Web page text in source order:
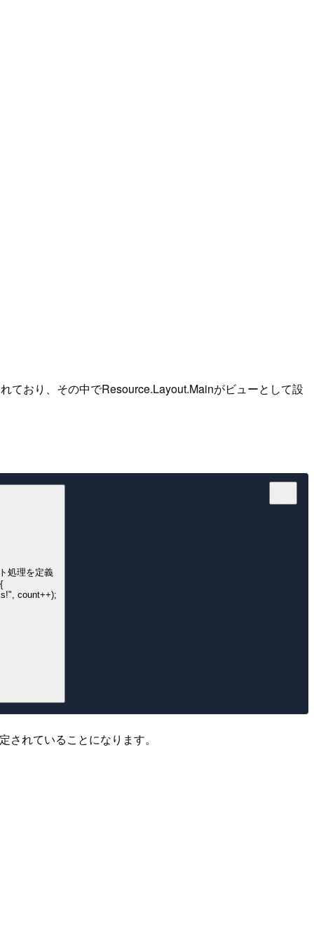
ており、その中でResource.Layout.Mainがビューとして設
処理を定義
count++);
れていることになります。